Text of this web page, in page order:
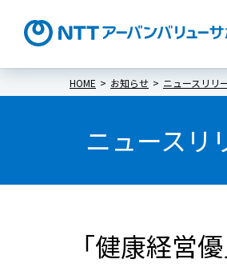
HOME お知らせ ニュースリリ
ニュースリ
「健康経営